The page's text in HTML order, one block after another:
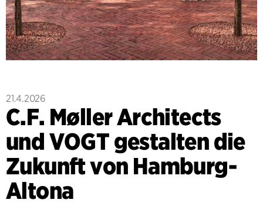
21.4.2026
C.F. Møller Architects
und VOGT gestalten die
Zukunft von Hamburg-
Altona